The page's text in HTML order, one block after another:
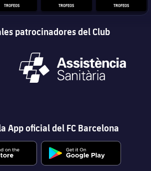
TROFEOS TROFEOS TROFEOS
patrocinadores del Club
App oficial del FC Barcelona